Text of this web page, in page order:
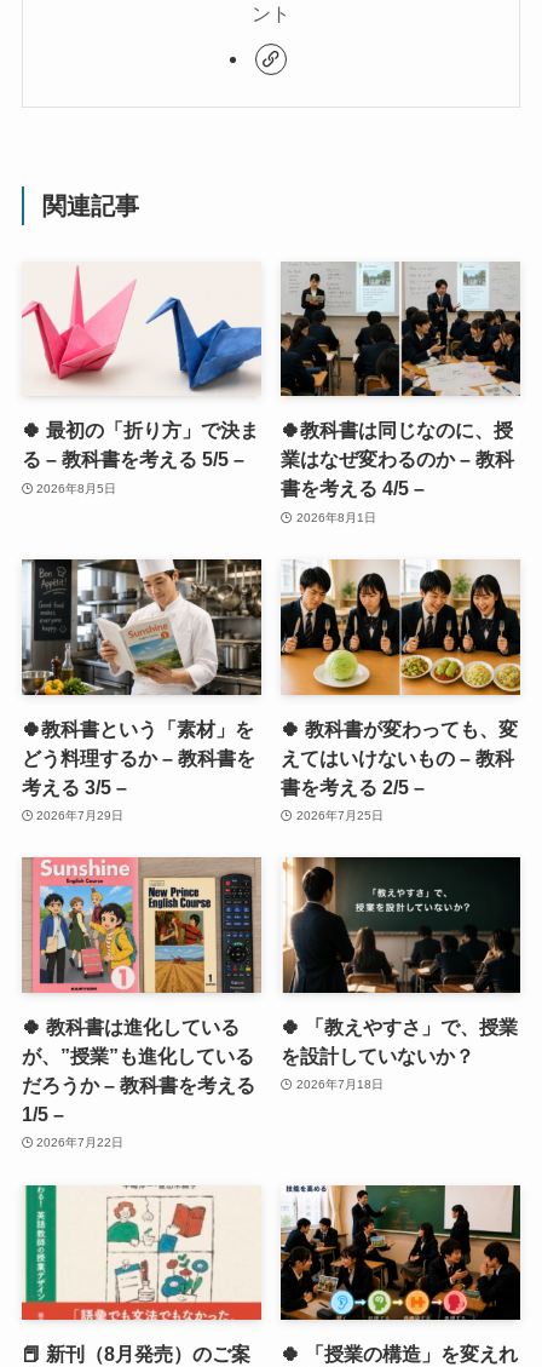
ント
関連記事
🍀 最初の「折り方」で決ま
る – 教科書を考える 5/5 –
2026年8月5日
🍀教科書は同じなのに、授
業はなぜ変わるのか – 教科
書を考える 4/5 –
2026年8月1日
🍀教科書という「素材」を
どう料理するか – 教科書を
考える 3/5 –
2026年7月29日
🍀 教科書が変わっても、変
えてはいけないもの – 教科
書を考える 2/5 –
2026年7月25日
🍀 教科書は進化している
が、”授業”も進化している
だろうか – 教科書を考える
1/5 –
2026年7月22日
🍀 「教えやすさ」で、授業
を設計していないか？
2026年7月18日
📕 新刊（8月発売）のご案
🍀 「授業の構造」を変えれ